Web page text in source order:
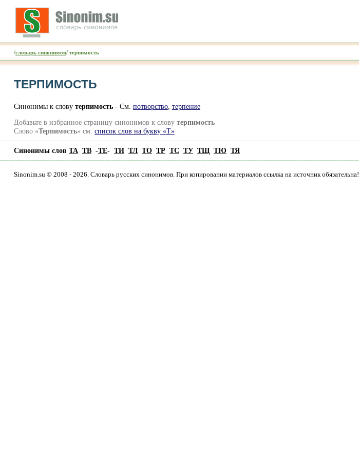
/словарь синонимов/ терпимость
ТЕРПИМОСТЬ
Синонимы к слову терпимость- См. потворство, терпение
Добавьте в избранное страницу синонимов к слову терпимость
Слово «Терпимость» см. список слов на букву «Т»
Синонимы слов ТА ТВ-ТЕ- ТИ ТЛ ТО ТР ТС ТУ ТЩ ТЮ ТЯ
Sinonim.su © 2008 - 2026. Словарь русских синонимов. При копировании материалов ссылка на источник обязательна!